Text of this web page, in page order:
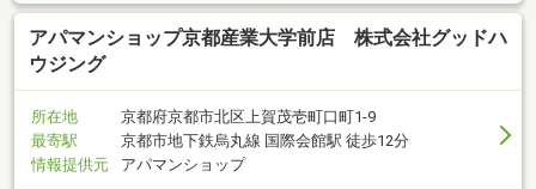
アパマンショップ京都産業大学前店 株式会社グッドハ
ウジング
所在地
京都府京都市北区上賀茂壱町口町1-9
最寄駅
京都市地下鉄烏丸線 国際会館駅 徒歩12分
情報提供元
アパマンショップ